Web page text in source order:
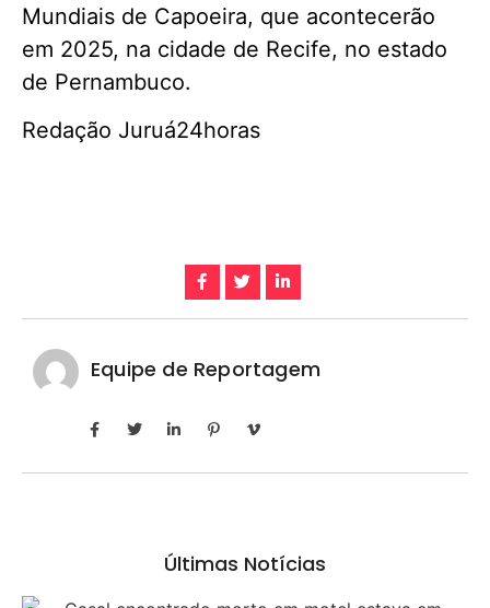
Mundiais de Capoeira, que acontecerão
em 2025, na cidade de Recife, no estado
de Pernambuco.
Redação Juruá24horas
Equipe de Reportagem
Últimas Notícias